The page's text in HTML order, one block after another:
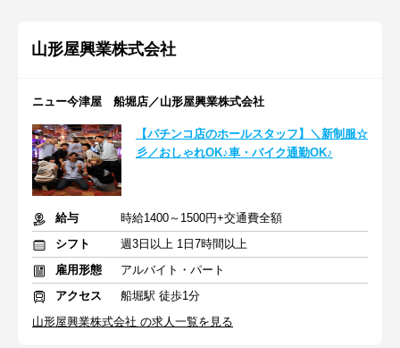
山形屋興業株式会社
ニュー今津屋 船堀店／山形屋興業株式会社
【パチンコ店のホールスタッフ】＼新制服☆
彡／おしゃれOK♪車・バイク通勤OK♪
給与
時給1400～1500円+交通費全額
シフト
週3日以上 1日7時間以上
雇用形態
アルバイト・パート
アクセス
船堀駅 徒歩1分
山形屋興業株式会社 の求人一覧を見る